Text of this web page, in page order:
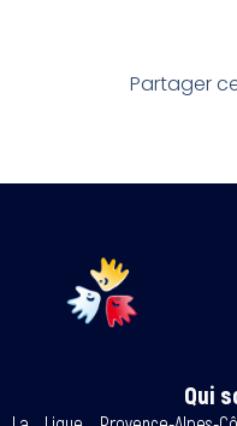
Partager
Qui